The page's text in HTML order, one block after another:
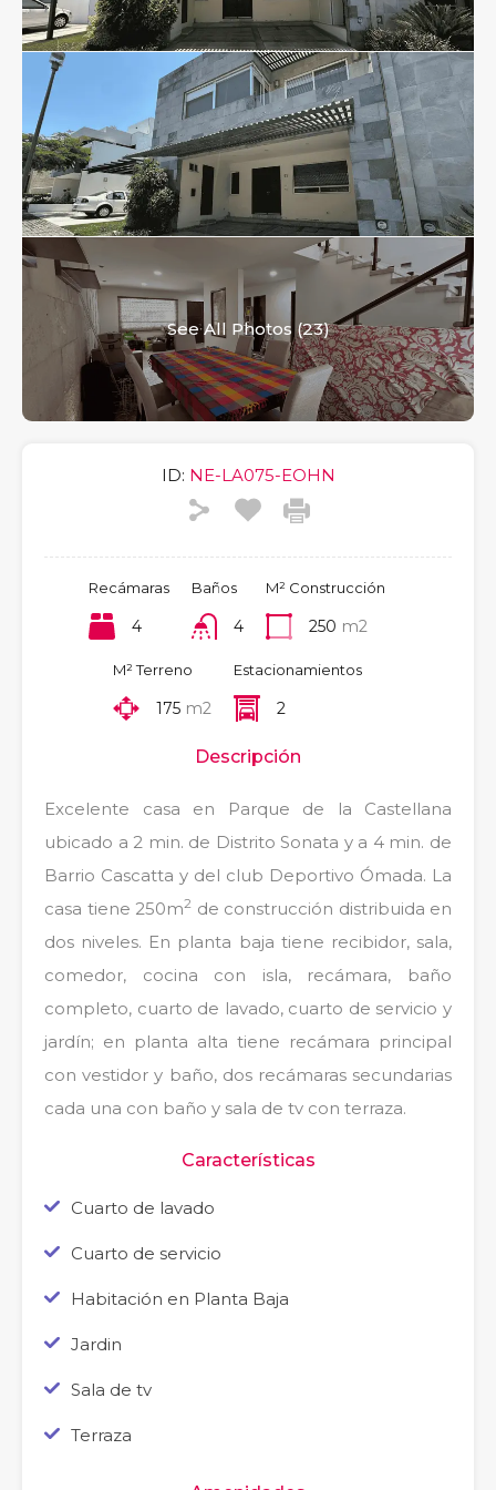
See All Photos (23)
ID: NE-LA075-EOHN
Recámaras
4
Baños
4
M² Construcción
250 m2
M² Terreno
175 m2
Estacionamientos
2
Descripción
Excelente casa en Parque de la Castellana
ubicado a 2 min. de Distrito Sonata y a 4 min. de
Barrio Cascatta y del club Deportivo Ómada. La
casa tiene 250m2 de construcción distribuida en
dos niveles. En planta baja tiene recibidor, sala,
comedor, cocina con isla, recámara, baño
completo, cuarto de lavado, cuarto de servicio y
jardín; en planta alta tiene recámara principal
con vestidor y baño, dos recámaras secundarias
cada una con baño y sala de tv con terraza.
Características
Cuarto de lavado
Cuarto de servicio
Habitación en Planta Baja
Jardin
Sala de tv
Terraza